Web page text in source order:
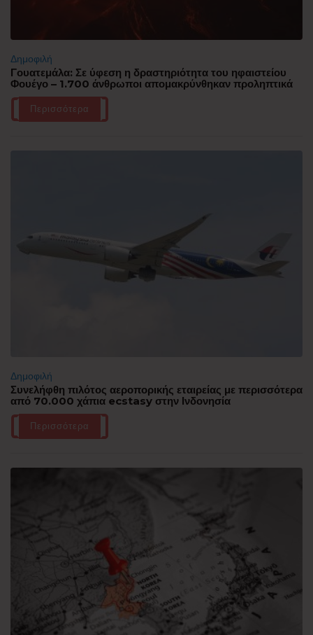
Δημοφιλή
Γουατεμάλα: Σε ύφεση η δραστηριότητα του ηφαιστείου
Φουέγο – 1.700 άνθρωποι απομακρύνθηκαν προληπτικά
Περισσότερα
Δημοφιλή
Συνελήφθη πιλότος αεροπορικής εταιρείας με περισσότερα
από 70.000 χάπια ecstasy στην Ινδονησία
Περισσότερα